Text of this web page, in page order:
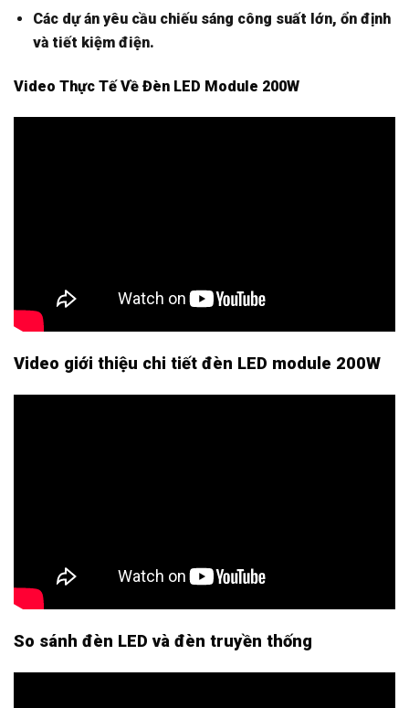
Các dự án yêu cầu chiếu sáng công suất lớn, ổn định
và tiết kiệm điện.
Video Thực Tế Về Đèn LED Module 200W
Video giới thiệu chi tiết đèn LED module 200W
So sánh đèn LED và đèn truyền thống